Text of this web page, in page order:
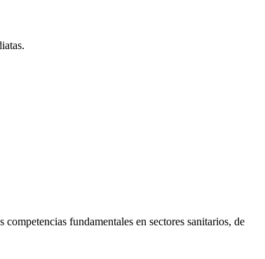
competencias fundamentales en sectores sanitarios, de